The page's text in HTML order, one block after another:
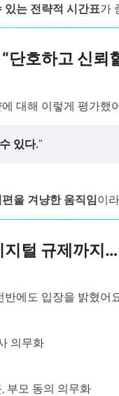
있는 전략적 시간표가
단호하고 신뢰
대해 이렇게 평가했
있다.”
을 겨냥한 움직임이
털 규제까지…
에도 입장을 밝혔어
의무화
부모 동의 의무화